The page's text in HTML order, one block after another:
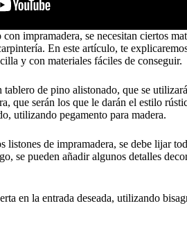
impramadera, se necesitan ciertos
En este artículo, te
y con materiales fáciles de conseguir.
de pino alistonado, que se
que serán los que le darán el estilo
utilizando pegamento para madera.
listones de impramadera, se debe lijar
se pueden añadir algunos detalles
en la entrada deseada, utilizando